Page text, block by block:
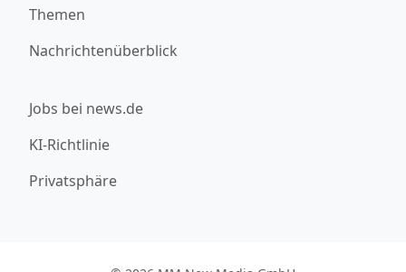
Themen
Nachrichtenüberblick
Jobs bei news.de
KI-Richtlinie
Privatsphäre